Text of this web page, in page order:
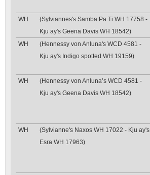
WH
(Sylviannes's Samba Pa Ti WH 17758 -
Kju ay's Geena Davis WH 18542)
WH
(Hennessy von Anluna's WCD 4581 -
Kju ay's Indigo spotted WH 19159)
WH
(Hennessy von Anluna’s WCD 4581 -
Kju ay's Geena Davis WH 18542)
WH
(Sylvianne's Naxos WH 17022 - Kju ay's
Esra WH 17963)